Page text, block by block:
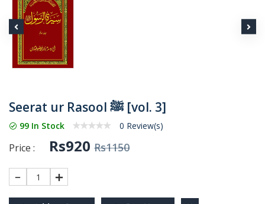
Seerat ur Rasool ﷺ [vol. 3]
99 In Stock 0 Review(s)
Price : Rs920 Rs1150
1